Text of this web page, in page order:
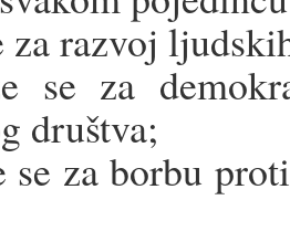
za razvoj
se za
društva;
se za borbu